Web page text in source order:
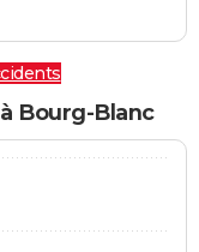
Bourg-Blanc